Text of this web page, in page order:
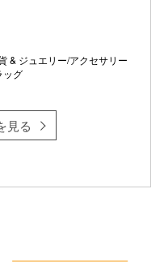
& ジュエリー/アクセサリー
ッグ
見る